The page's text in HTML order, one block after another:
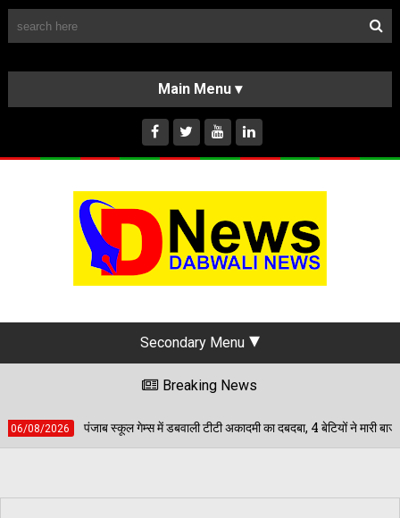
HOME
ABOUT US
INSTAGRAM
Secondary Menu
Breaking News
में डबवाली टीटी अकादमी का दबदबा, 4 बेटियों ने मारी बाजी; अब जिला स्तर पर दिखाएंगी दम